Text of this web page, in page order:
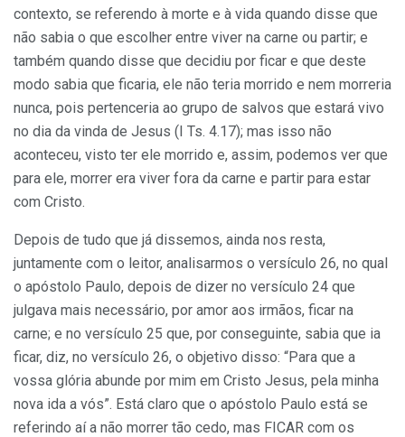
contexto, se referendo à morte e à vida quando disse que
não sabia o que escolher entre viver na carne ou partir; e
também quando disse que decidiu por ficar e que deste
modo sabia que ficaria, ele não teria morrido e nem morreria
nunca, pois pertenceria ao grupo de salvos que estará vivo
no dia da vinda de Jesus (I Ts. 4.17); mas isso não
aconteceu, visto ter ele morrido e, assim, podemos ver que
para ele, morrer era viver fora da carne e partir para estar
com Cristo.
Depois de tudo que já dissemos, ainda nos resta,
juntamente com o leitor, analisarmos o versículo 26, no qual
o apóstolo Paulo, depois de dizer no versículo 24 que
julgava mais necessário, por amor aos irmãos, ficar na
carne; e no versículo 25 que, por conseguinte, sabia que ia
ficar, diz, no versículo 26, o objetivo disso: “Para que a
vossa glória abunde por mim em Cristo Jesus, pela minha
nova ida a vós”. Está claro que o apóstolo Paulo está se
referindo aí a não morrer tão cedo, mas FICAR com os